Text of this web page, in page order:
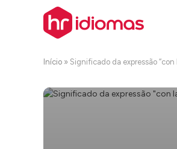
Início » Significado da expressão